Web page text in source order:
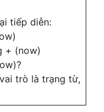
tiếp diễn:
+ (now)
trò là trạng từ,